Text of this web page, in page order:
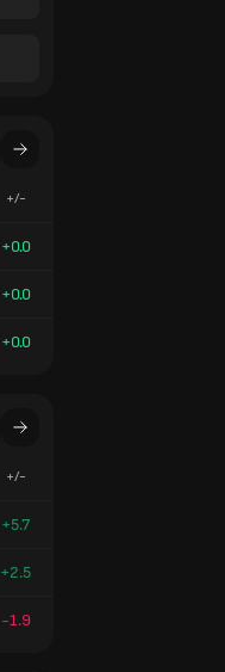
+/-
+0.0
+0.0
+0.0
+/-
+5.7
+2.5
-1.9